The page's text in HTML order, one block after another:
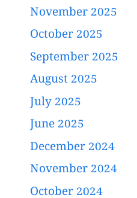
November 2025
October 2025
September 2025
August 2025
July 2025
June 2025
December 2024
November 2024
October 2024